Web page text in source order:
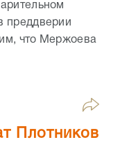
преддверии
что Мержоева
Плотников